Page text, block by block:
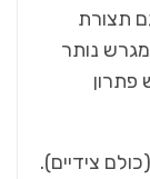
תצורת
נותר
פתרון
צידיים).